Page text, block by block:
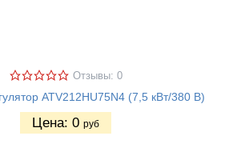
Отзывы: 0
ATV212HU75N4 (7,5 кВт/380 В)
Цена: 0 руб